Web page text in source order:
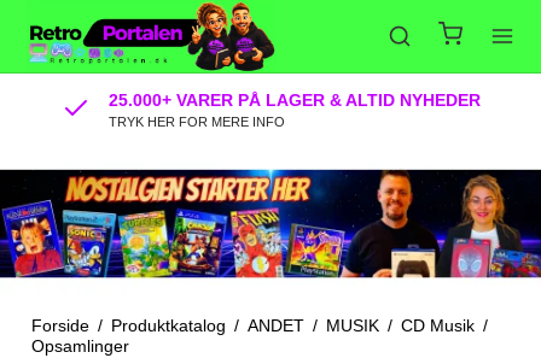
25.000+ VARER PÅ LAGER & ALTID NYHEDER
TRYK HER FOR MERE INFO
Forside / Produktkatalog / ANDET / MUSIK / CD Musik /
Opsamlinger